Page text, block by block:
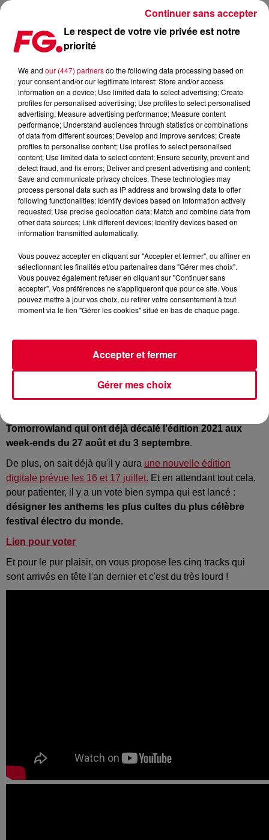
TOMORROWLAND : AVANT L'ÉVENTUELLE ÉDITION ESTIVALE,
Publié : 19 mai 2021 à 7h48 par Antony Harari
Crédit :Facebook Officiel Tomorrowland
en plein air pourraient avoir lieu à partir de la deuxième
Tomorrowland qui ont déjà décalé l'édition 2021 aux
week-ends du 27 août et du 3 septembre.
De plus, on sait déjà qu'il y aura une nouvelle édition
digitale prévue les 16 et 17 juillet. Et en attendant tout cela,
pour patienter, il y a un vote bien sympa qui est lancé :
désigner les anthems les plus cultes du plus célèbre
festival électro du monde.
Lien pour voter
Et pour le pur plaisir, on vous propose les cinq tracks qui
sont arrivés en tête l'an dernier et c'est du très lourd !
Le respect de votre vie privée est notre
priorité
We and our (447) partnersdo the following data processing based on
your consent and/or our legitimate interest: Store and/or access
information on a device; Use limited data to select advertising; Create
profiles for personalised advertising; Use profiles to select personalised
advertising; Measure advertising performance; Measure content
performance; Understand audiences through statistics or combinations
of data from different sources; Develop and improve services; Create
profiles to personalise content; Use profiles to select personalised
content; Use limited data to select content; Ensure security, prevent and
detect fraud, and fix errors; Deliver and present advertising and content;
Save and communicate privacy choices. These technologies may
process personal data such as IP address and browsing data to offer
following functionalities: Identify devices based on information actively
requested; Use precise geolocation data; Match and combine data from
other data sources; Link different devices; Identify devices based on
information transmitted automatically.
Vous pouvez accepter en cliquant sur "Accepter et fermer", ou affiner en
sélectionnant les finalités et/ou partenaires dans "Gérer mes choix".
Vous pouvez également refuser en cliquant sur "Continuer sans
accepter". Vos préférences ne s'appliqueront que pour ce site. Vous
pouvez mettre à jour vos choix, ou retirer votre consentement à tout
moment via le lien "Gérer les cookies" situé en bas de chaque page.
Gérer mes choix
Accepter et fermer
Continuer sans accepter